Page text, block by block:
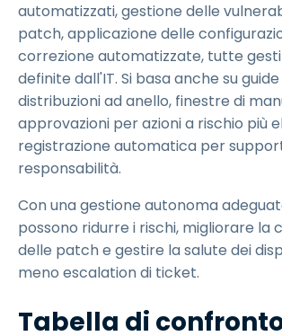
automatizzati, gestione delle
patch, applicazione delle
correzione automatizzate, tutte
definite dall'IT. Si basa anche su
distribuzioni ad anello, finestre di
approvazioni per azioni a rischio più
registrazione automatica per
responsabilità.
Con una gestione autonoma
possono ridurre i rischi, migliorare la
delle patch e gestire la salute dei
meno escalation di ticket.
Tabella di